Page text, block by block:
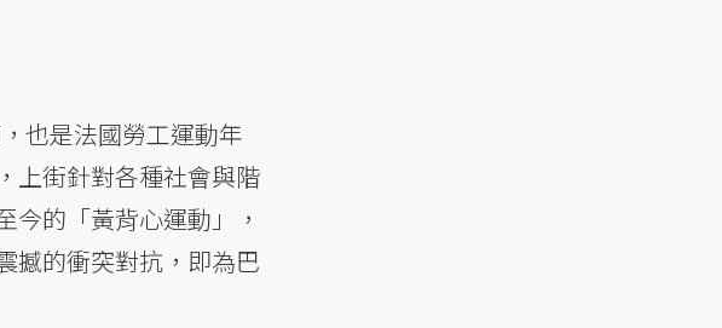
也是法國勞工運動年
上街針對各種社會與階
的「黃背心運動」，
的衝突對抗，即為巴